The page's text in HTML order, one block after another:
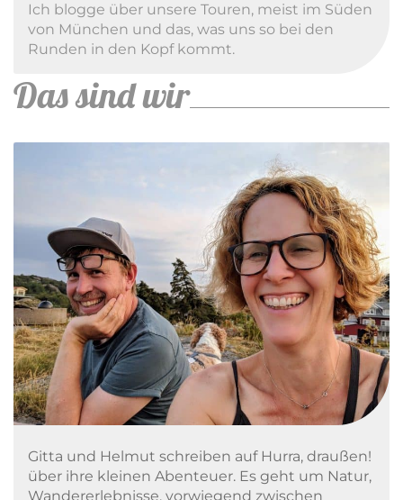
Ich blogge über unsere Touren, meist im Süden
von München und das, was uns so bei den
Runden in den Kopf kommt.
Das sind wir
Gitta und Helmut schreiben auf Hurra, draußen!
über ihre kleinen Abenteuer. Es geht um Natur,
Wandererlebnisse, vorwiegend zwischen